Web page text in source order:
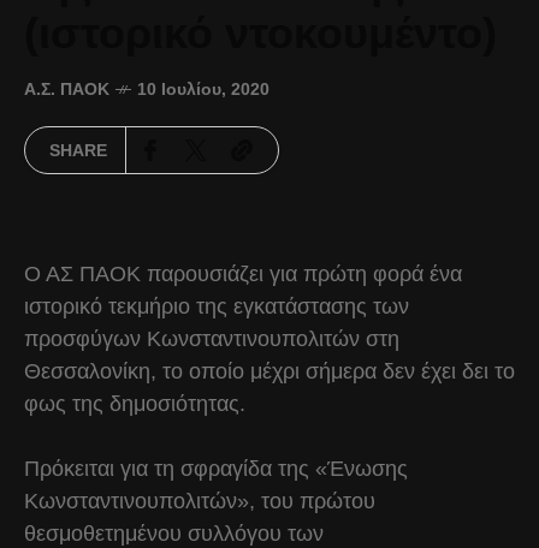
Α.Σ. ΠΑΟΚ 10 Ιουλίου, 2020
SHARE
Ο ΑΣ ΠΑΟΚ παρουσιάζει για πρώτη φορά ένα
ιστορικό τεκμήριο της εγκατάστασης των
προσφύγων Κωνσταντινουπολιτών στη
Θεσσαλονίκη, το οποίο μέχρι σήμερα δεν έχει δει το
φως της δημοσιότητας.
Πρόκειται για τη σφραγίδα της «Ένωσης
Κωνσταντινουπολιτών», του πρώτου
θεσμοθετημένου συλλόγου των